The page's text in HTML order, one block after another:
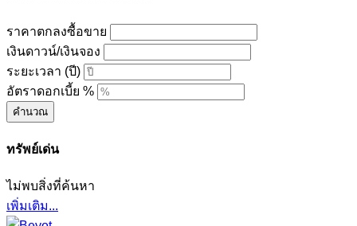
ราคาตกลงซื้อขาย
เงินดาวน์/เงินจอง
ระยะเวลา (ปี)
อัตราดอกเบี้ย %
คำนวณ
ทรัพย์เด่น
ไม่พบสิ่งที่ค้นหา
เพิ่มเติม...